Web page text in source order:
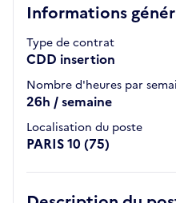
Informations
Type de contrat
CDD insertion
Nombre d'heures par
26h / semaine
Localisation du poste
PARIS 10 (75)